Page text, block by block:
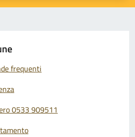
frequenti
0533 909511